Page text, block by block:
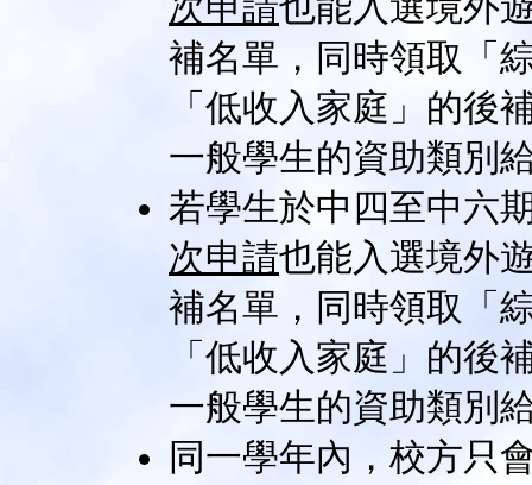
補名單，同時領取「
「低收入家庭」的後
一般學生的資助類別
若學生於中四至中六
次申請也能入選境外
補名單，同時領取「
「低收入家庭」的後
一般學生的資助類別
同一學年內，校方只